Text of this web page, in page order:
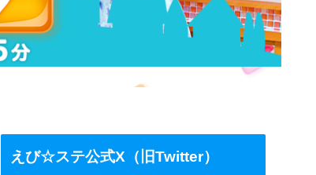
えび☆ステ公式X（旧Twitter）